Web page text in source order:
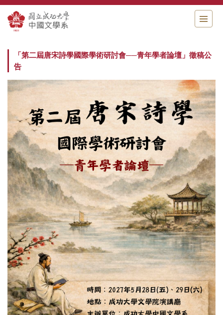
跳
到
主
內
「第二屆唐宋詩學國際學術研討會──青年學者論壇」徵稿公
告